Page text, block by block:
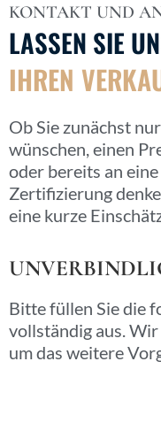
KONTAKT UND
LASSEN SIE
IHREN
Ob Sie zunächst
wünschen, einen
oder bereits an
Zertifizierung
eine kurze
Bitte füllen Sie die
vollständig aus.
um das weitere